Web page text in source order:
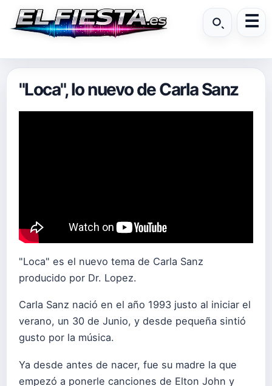
"Loca", lo nuevo de Carla Sanz
"Loca" es el nuevo tema de Carla Sanz
producido por Dr. Lopez.
Carla Sanz nació en el año 1993 justo al iniciar el
verano, un 30 de Junio, y desde pequeña sintió
gusto por la música.
Ya desde antes de nacer, fue su madre la que
empezó a ponerle canciones de Elton John y